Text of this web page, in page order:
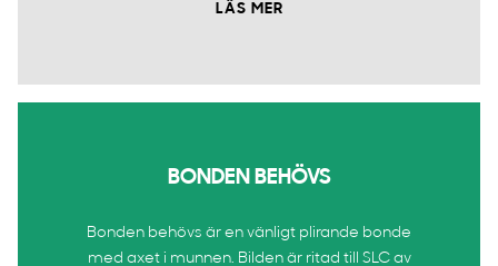
LÄS MER
BONDEN BEHÖVS
Bonden behövs är en vänligt plirande bonde
med axet i munnen. Bilden är ritad till SLC av